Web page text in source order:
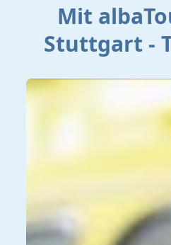
Mit
Stuttgart -